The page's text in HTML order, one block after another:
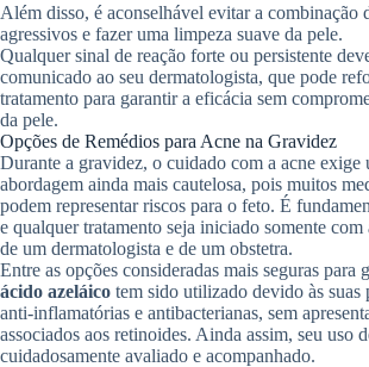
Além disso, é aconselhável evitar a combinação
agressivos e fazer uma limpeza suave da pele.
Qualquer sinal de reação forte ou persistente
comunicado ao seu dermatologista, que pode
tratamento para garantir a eficácia sem
da pele.
Opções de Remédios para Acne na Gravidez
Durante a gravidez, o cuidado com a acne exige
abordagem ainda mais cautelosa, pois muitos
podem representar riscos para o feto. É
e qualquer tratamento seja iniciado somente com
de um dermatologista e de um obstetra.
Entre as opções consideradas mais seguras para
ácido azeláico tem sido utilizado devido às suas
anti-inflamatórias e antibacterianas, sem
associados aos retinoides. Ainda assim, seu uso
cuidadosamente avaliado e acompanhado.